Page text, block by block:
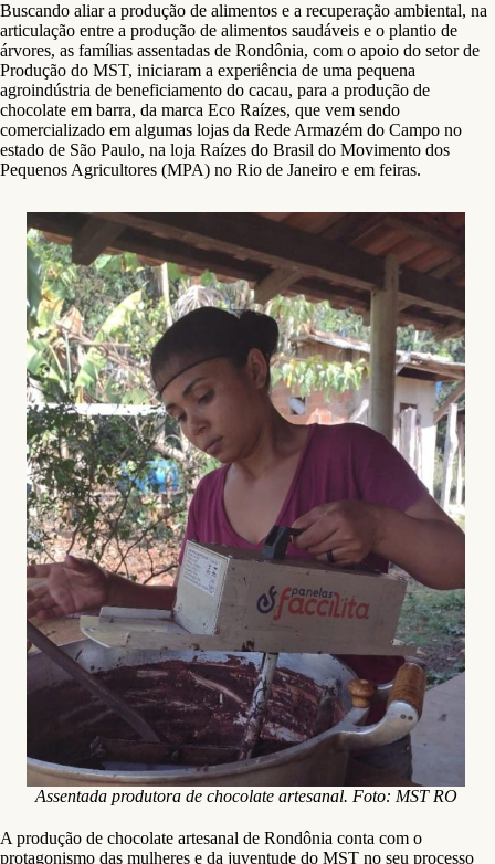
Buscando aliar a produção de alimentos e a recuperação ambiental, na
articulação entre a produção de alimentos saudáveis e o plantio de
árvores, as famílias assentadas de Rondônia, com o apoio do setor de
Produção do MST, iniciaram a experiência de uma pequena
agroindústria de beneficiamento do cacau, para a produção de
chocolate em barra, da marca Eco Raízes, que vem sendo
comercializado em algumas lojas da Rede Armazém do Campo no
estado de São Paulo, na loja Raízes do Brasil do Movimento dos
Pequenos Agricultores (MPA) no Rio de Janeiro e em feiras.
Assentada produtora de chocolate artesanal. Foto: MST RO
A produção de chocolate artesanal de Rondônia conta com o
protagonismo das mulheres e da juventude do MST no seu processo